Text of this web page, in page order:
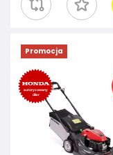
Promocja